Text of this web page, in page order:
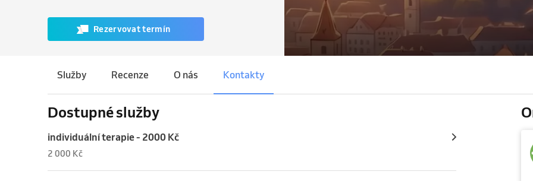
Rezervovat termín
Služby Recenze O nás Kontakty
Dostupné služby
individuální terapie - 2000 Kč
2 000 Kč